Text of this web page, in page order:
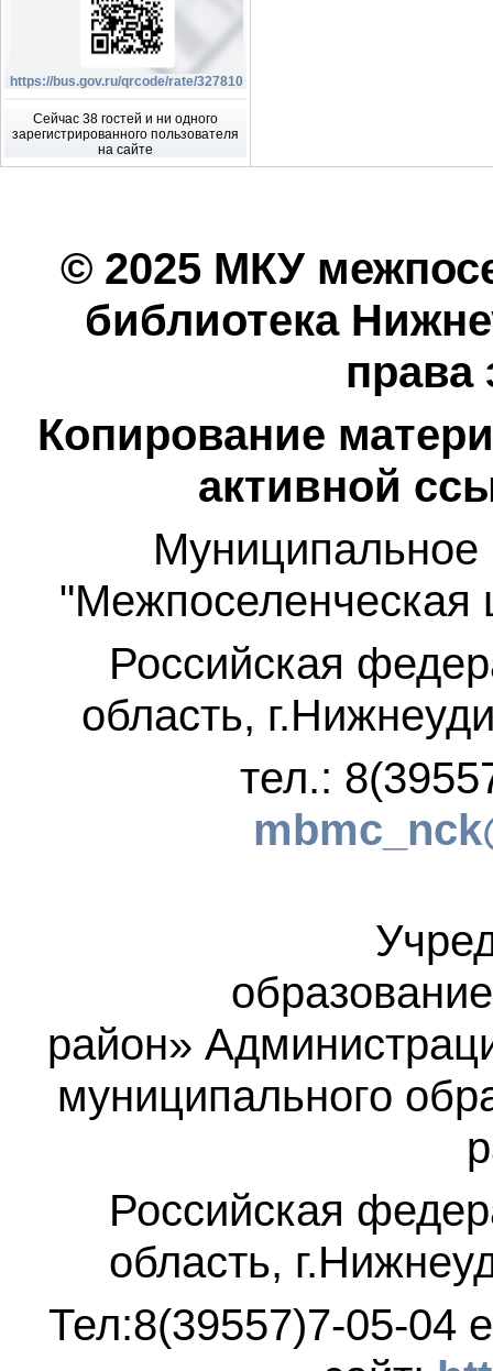
https://bus.gov.ru/qrcode/rate/327810
Сейчас 38 гостей и ни одного
зарегистрированного пользователя
на сайте
© 2025 МКУ
библиотека
Копирование
активной
Муниципальное
"Межпоселенческая
Российская
область,
тел.:
район»
муниципального
Российская
область,
Тел:8(39557)7-05-04